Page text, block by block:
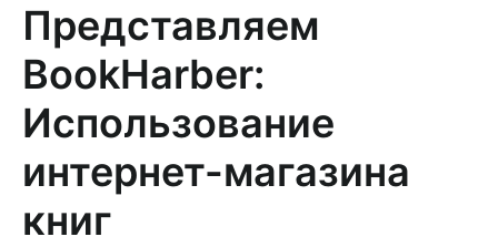
Представляем
BookHarber:
Использование
интернет-магазина
книг